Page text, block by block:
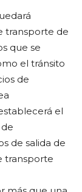
transporte de
que se
el tránsito
de
el
de salida de
transporte